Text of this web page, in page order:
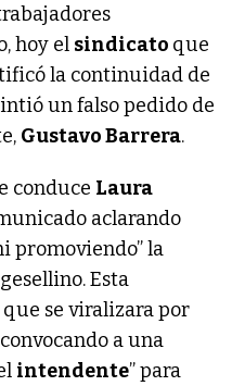
hoy el sindicato que
la continuidad de
un falso pedido de
Gustavo Barrera.
conduce Laura
aclarando
promoviendo” la
Esta
se viralizara por
a una
intendente” para